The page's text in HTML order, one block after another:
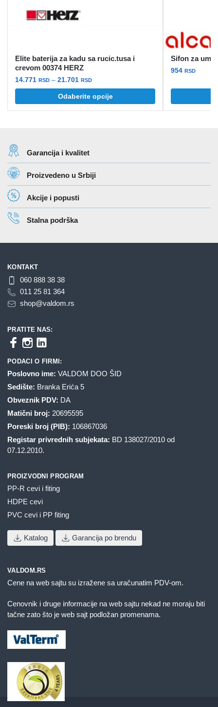
Elite baterija za kadu sa rucic.tusa i
crevom 00374 HERZ
14.771 RSD – 21.701 RSDRaspon
cena:
od
14.771 rsd
Odaberite opcije
varijanti.
Opcije
mogu
biti
izabrane
na
stranici
proizvoda.
Sifon za
954 RSD
Garancija i kvalitet
Proizvedeno u Srbiji
Akcije i popusti
Stalna podrška
KONTAKT
060 888 38 38
011 25 81 364
shop@valdom.rs
PRATITE NAS:
PODACI O FIRMI:
Poslovno ime: VALDOM DOO ŠID
Sedište: Branka Erića 5
Obveznik PDV: DA
Matični broj: 20695595
Poreski broj (PIB): 106867036
Registar privrednih subjekata: BD 138027/2010 od
07.12.2010.
PROIZVODNI PROGRAM
PP-R cevi i fiting
HDPE cevi
PVC cevi i PP fiting
Katalog Garancija po brendu
VALDOM.RS
Cene na web sajtu su izražene sa uračunatim PDV-om.
Cenovnik i druge informacije na web sajtu nekad ne moraju biti
tačne zato što je web sajt podložan promenama.